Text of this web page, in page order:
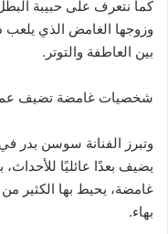
كما نتعرف على حبيبة
وزوجها الغامض الذي
بين العاطفة والتوتر.
شخصيات غامضة تضيف
وتبرز الفنانة سوسن بدر
يضيف بعدًا عائليًا
غامضة، يحيط بها الكثير
بهاء.